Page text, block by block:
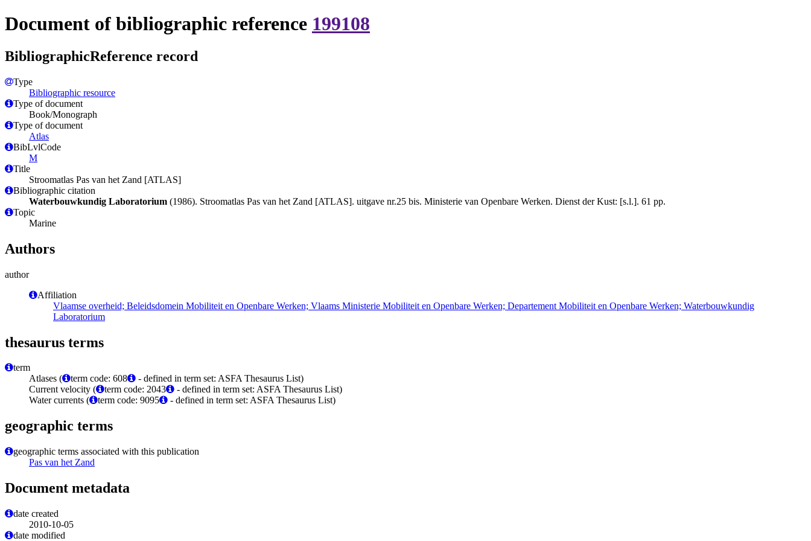
Document of bibliographic reference 199108
BibliographicReference record
Type
Bibliographic resource
Type of document
Book/Monograph
Type of document
Atlas
BibLvlCode
M
Title
Stroomatlas Pas van het Zand [ATLAS]
Bibliographic citation
Waterbouwkundig Laboratorium (1986). Stroomatlas Pas van het Zand [ATLAS]. uitgave nr.25 bis. Ministerie van Openbare Werken. Dienst der Kust: [s.l.]. 61 pp.
Topic
Marine
Authors
author
Affiliation
Vlaamse overheid; Beleidsdomein Mobiliteit en Openbare Werken; Vlaams Ministerie Mobiliteit en Openbare Werken; Departement Mobiliteit en Openbare Werken; Waterbouwkundig
Laboratorium
thesaurus terms
term
Atlases (
term code: 608
- defined in term set: ASFA Thesaurus List)
Current velocity (
term code: 2043
- defined in term set: ASFA Thesaurus List)
Water currents (
term code: 9095 - defined in term set: ASFA Thesaurus List)
geographic terms
geographic terms associated with this publication
Pas van het Zand
Document metadata
date created
2010-10-05
date modified